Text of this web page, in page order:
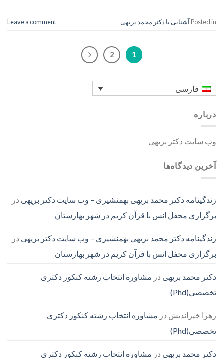
Posted inآشنایی با دکتر محمد بریهی Leave a comment
1
2
فارسی
درباره
وب سایت دکتر بریهی
آخرین دیدگاه‌ها
زندگینامه دکتر محمد بریهی بهمنشیری – وب سایت دکتر بریهی در
برگزاری محفل انس با قرآن کریم در شهر بهارستان
زندگینامه دکتر محمد بریهی بهمنشیری – وب سایت دکتر بریهی در
برگزاری محفل انس با قرآن کریم در شهر بهارستان
دکتر محمد بریهی در مشاوره انتخاب رشته کنکور دکتری
تخصصی(Phd)
زهرا خیراندیش در مشاوره انتخاب رشته کنکور دکتری
تخصصی(Phd)
دکتر محمد بریهی در مشاوره انتخاب رشته کنکور دکتری